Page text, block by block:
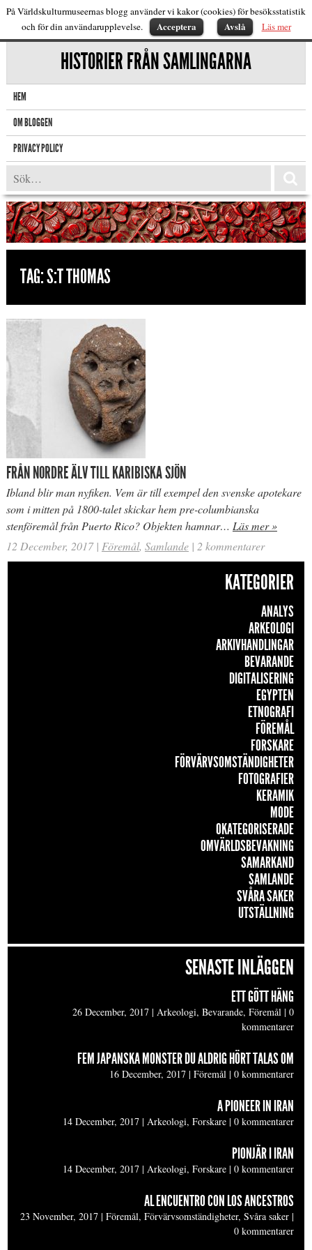
HISTORIER FRÅN SAMLINGARNA
HEM
OM BLOGGEN
PRIVACY POLICY
TAG:S:T THOMAS
FRÅN NORDRE ÄLV TILL KARIBISKA SJÖN
Ibland blir man nyfiken. Vem är till exempel den svenske apotekare
som i mitten på 1800-talet skickar hem pre-columbianska
stenföremål från Puerto Rico? Objekten hamnar… Läs mer »
12 December, 2017 | Föremål, Samlande | 2 kommentarer
KATEGORIER
ANALYS
ARKEOLOGI
ARKIVHANDLINGAR
BEVARANDE
DIGITALISERING
EGYPTEN
ETNOGRAFI
FÖREMÅL
FORSKARE
FÖRVÄRVSOMSTÄNDIGHETER
FOTOGRAFIER
KERAMIK
MODE
OKATEGORISERADE
OMVÄRLDSBEVAKNING
SAMARKAND
SAMLANDE
SVÅRA SAKER
UTSTÄLLNING
SENASTE INLÄGGEN
ETT GÖTT HÄNG
26 December, 2017 | Arkeologi, Bevarande, Föremål |0
kommentarer
FEM JAPANSKA MONSTER DU ALDRIG HÖRT TALAS OM
16 December, 2017 |Föremål |0 kommentarer
A PIONEER IN IRAN
14 December, 2017 | Arkeologi, Forskare |0 kommentarer
PIONJÄR I IRAN
14 December, 2017 | Arkeologi, Forskare |0 kommentarer
AL ENCUENTRO CON LOS ANCESTROS
23 November, 2017 |Föremål, Förvärvsomständigheter, Svåra saker |
0 kommentarer
På Världskulturmuseernas blogg använder vi kakor (cookies) för besöksstatistik
och för din användarupplevelse.
Acceptera Avslå Läs mer